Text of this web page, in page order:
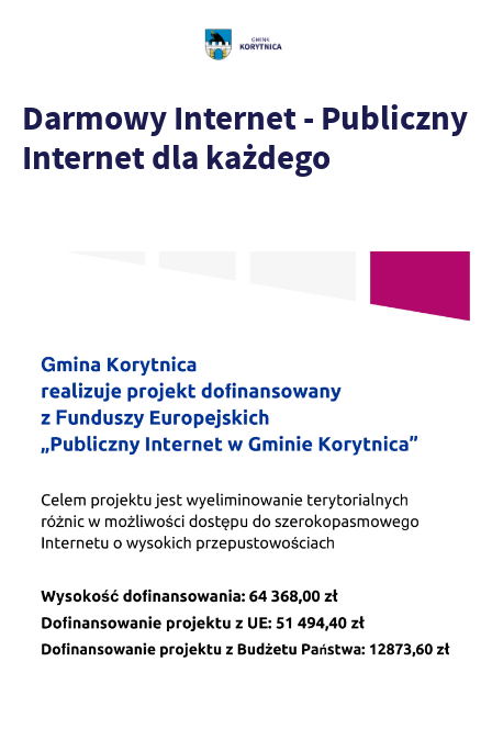
Darmowy Internet - Publiczny
Internet dla każdego